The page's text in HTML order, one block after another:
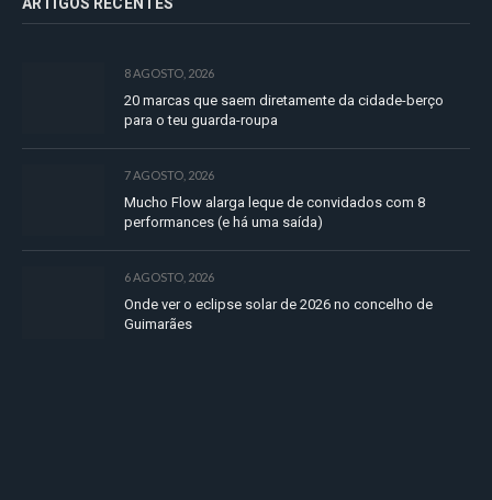
8 AGOSTO, 2026
20 marcas que saem diretamente da cidade-berço
para o teu guarda-roupa
7 AGOSTO, 2026
Mucho Flow alarga leque de convidados com 8
performances (e há uma saída)
6 AGOSTO, 2026
Onde ver o eclipse solar de 2026 no concelho de
Guimarães